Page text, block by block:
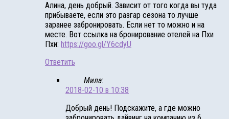
Алина, день добрый. Зависит от того когда вы туда
прибываете, если это разгар сезона то лучше
заранее забронировать. Если нет то можно и на
месте. Вот ссылка на бронирование отелей на Пхи
Пхи: https://goo.gl/Y6cdyU
Ответить
Мила:
2018-02-10 в 10:38
Добрый день! Подскажите, а где можно